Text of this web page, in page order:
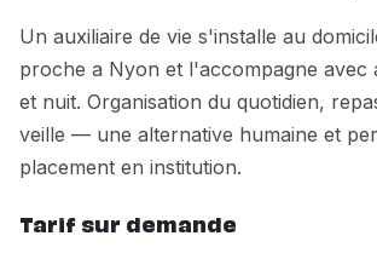
Un auxiliaire de vie s'installe au
proche a Nyon et l'accompagne avec
et nuit. Organisation du quotidien,
veille — une alternative humaine et
placement en institution.
Tarif sur demande